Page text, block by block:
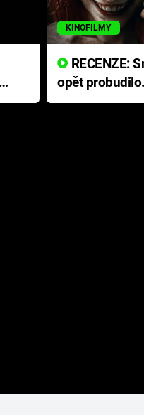
KINOFILMY
opět
přichází s